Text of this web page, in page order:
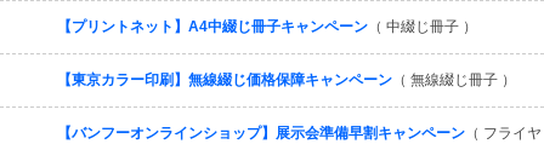
【プリントネット】A4中綴じ冊子キャンペーン （ 中綴じ冊子 ）
【東京カラー印刷】無線綴じ価格保障キャンペーン （ 無線綴じ冊子 ）
【バンフーオンラインショップ】展示会準備早割キャンペーン （ フライヤ